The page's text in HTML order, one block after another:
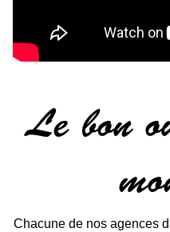
Le bon
Chacune de nos agences